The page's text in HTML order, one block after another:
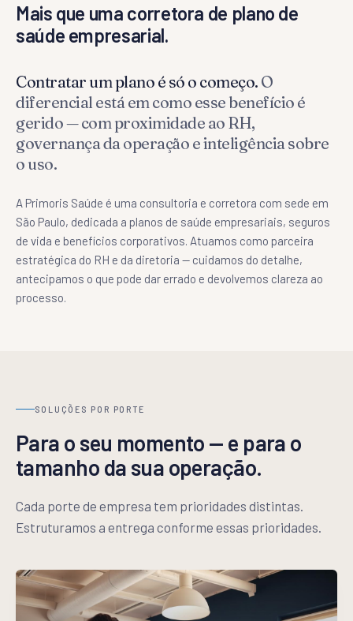
Mais que uma corretora de plano de
saúde empresarial.
Contratar um plano é só o começo. O
diferencial está em como esse benefício é
gerido — com proximidade ao RH,
governança da operação e inteligência sobre
o uso.
A Primoris Saúde é uma consultoria e corretora com sede em
São Paulo, dedicada a planos de saúde empresariais, seguros
de vida e benefícios corporativos. Atuamos como parceira
estratégica do RH e da diretoria — cuidamos do detalhe,
antecipamos o que pode dar errado e devolvemos clareza ao
processo.
SOLUÇÕES POR PORTE
Para o seu momento — e para o
tamanho da sua operação.
Cada porte de empresa tem prioridades distintas.
Estruturamos a entrega conforme essas prioridades.